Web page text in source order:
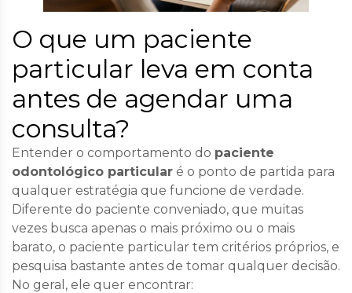
O que um paciente
particular leva em conta
antes de agendar uma
consulta?
Entender o comportamento do paciente
odontológico particular é o ponto de partida para
qualquer estratégia que funcione de verdade.
Diferente do paciente conveniado, que muitas
vezes busca apenas o mais próximo ou o mais
barato, o paciente particular tem critérios próprios, e
pesquisa bastante antes de tomar qualquer decisão.
No geral, ele quer encontrar: